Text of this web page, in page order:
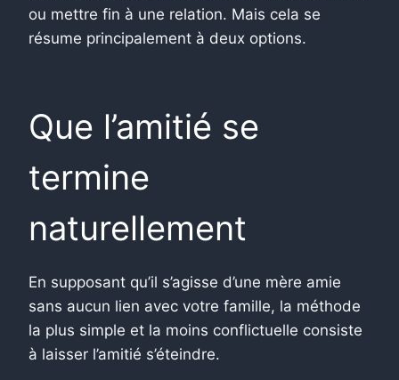
ou mettre fin à une relation. Mais cela se
résume principalement à deux options.
Que l’amitié se
termine
naturellement
En supposant qu’il s’agisse d’une mère amie
sans aucun lien avec votre famille, la méthode
la plus simple et la moins conflictuelle consiste
à laisser l’amitié s’éteindre.